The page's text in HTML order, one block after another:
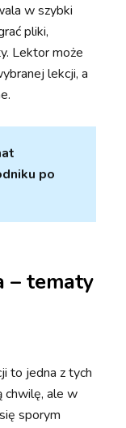
w szybki
pliki,
Lektor może
lekcji, a
po
– tematy
to jedna z tych
chwilę, ale w
sporym